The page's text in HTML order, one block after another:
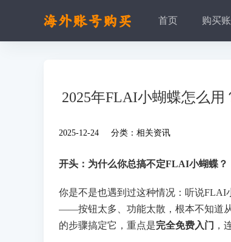
首页 购买
2025年FLAI小蝴蝶怎么用
2025-12-24 分类： 相关资讯
开头：为什么你总搞不定FLAI小蝴蝶？
你是不是也遇到过这种情况：听说FLAI
——按钮太多、功能太散，根本不知道
的步骤搞定它，重点是完全免费入门 ，